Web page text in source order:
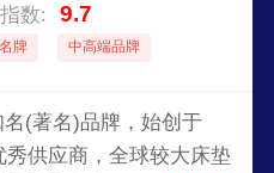
数: 9.7
牌 中高端品牌
(著名)品牌，始创于
供应商，全球较大床垫